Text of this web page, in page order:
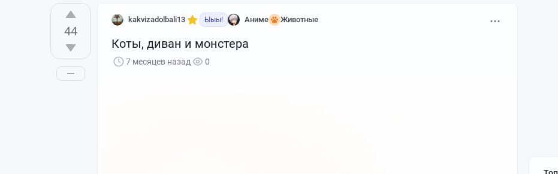
44
kakvizadolbali13 Ыыы! Аниме Животные
Коты, диван и монстера
7 месяцев назад 0